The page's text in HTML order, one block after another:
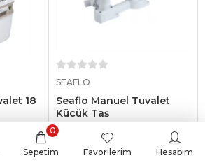
18
SEAFLO
Seaflo Manuel Tuvalet
Küçük Taş
8.487,02 TL
Sepetim
0
Favorilerim Hesabım